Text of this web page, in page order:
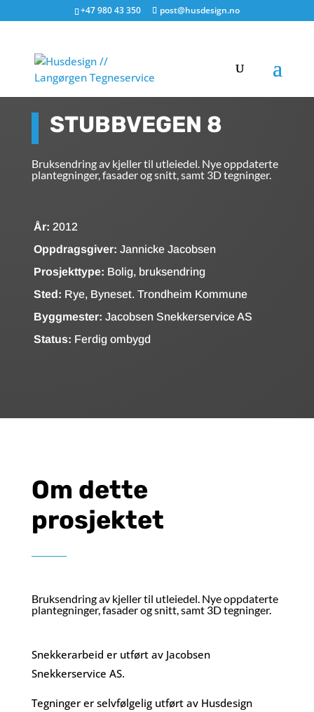
+47 980 43 350 post@husdesign.no
STUBBVEGEN 8
Bruksendring av kjeller til utleiedel. Nye oppdaterte
plantegninger, fasader og snitt, samt 3D tegninger.
År: 2012
Oppdragsgiver: Jannicke Jacobsen
Prosjekttype: Bolig, bruksendring
Sted: Rye, Byneset. Trondheim Kommune
Byggmester: Jacobsen Snekkerservice AS
Status: Ferdig ombygd
Om dette
prosjektet
Bruksendring av kjeller til utleiedel. Nye oppdaterte
plantegninger, fasader og snitt, samt 3D tegninger.
Snekkerarbeid er utført av Jacobsen
Snekkerservice AS.
Tegninger er selvfølgelig utført av Husdesign